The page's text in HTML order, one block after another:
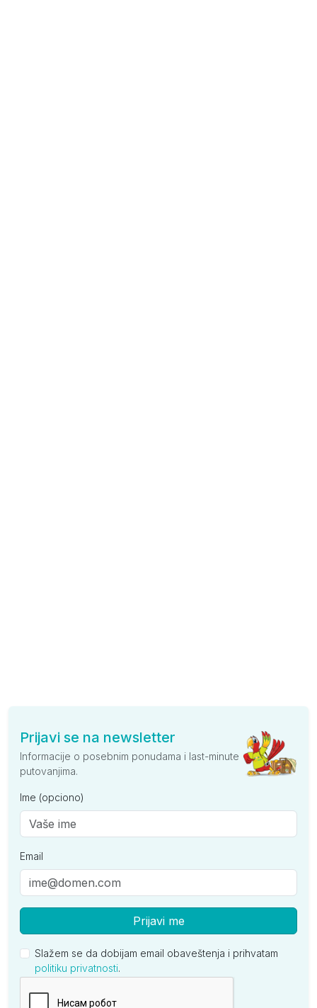
Prijavi se na newsletter
Informacije o posebnim ponudama i last-minute
putovanjima.
Ime (opciono)
Email
Prijavi me
Slažem se da dobijam email obaveštenja i prihvatam
politiku privatnosti.